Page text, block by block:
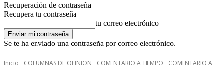
Recuperación de contraseña
Recupera tu contraseña
tu correo electrónico
Se te ha enviado una contraseña por correo electrónico.
Inicio COLUMNAS DE OPINION COMENTARIO A TIEMPO
COMENTARIO A